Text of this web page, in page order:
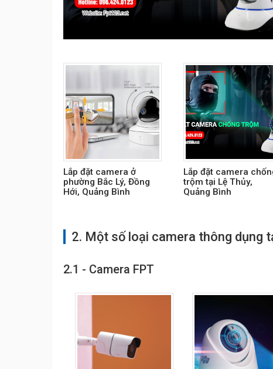
Lắp đặt camera ở
phường Bắc Lý, Đồng
Hới, Quảng Bình
Lắp đặt camera
trộm tại Lệ Thủy,
Quảng Bình
2. Một số loại camera thông dụng
2.1 - Camera FPT